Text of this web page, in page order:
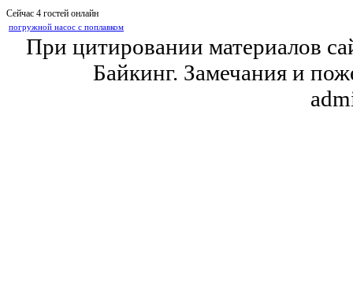
Сейчас 4 гостей онлайн
погружной насос с поплавком
При цитировании материалов
Байкинг. Замечания и